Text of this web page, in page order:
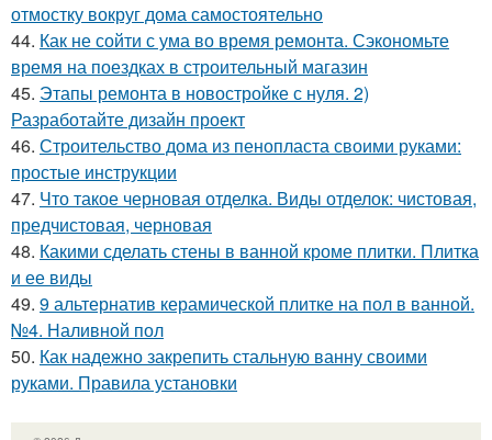
отмостку вокруг дома самостоятельно
44. Как не сойти с ума во время ремонта. Сэкономьте
время на поездках в строительный магазин
45. Этапы ремонта в новостройке с нуля. 2)
Разработайте дизайн проект
46. Строительство дома из пенопласта своими руками:
простые инструкции
47. Что такое черновая отделка. Виды отделок: чистовая,
предчистовая, черновая
48. Какими сделать стены в ванной кроме плитки. Плитка
и ее виды
49. 9 альтернатив керамической плитке на пол в ванной.
№4. Наливной пол
50. Как надежно закрепить стальную ванну своими
руками. Правила установки